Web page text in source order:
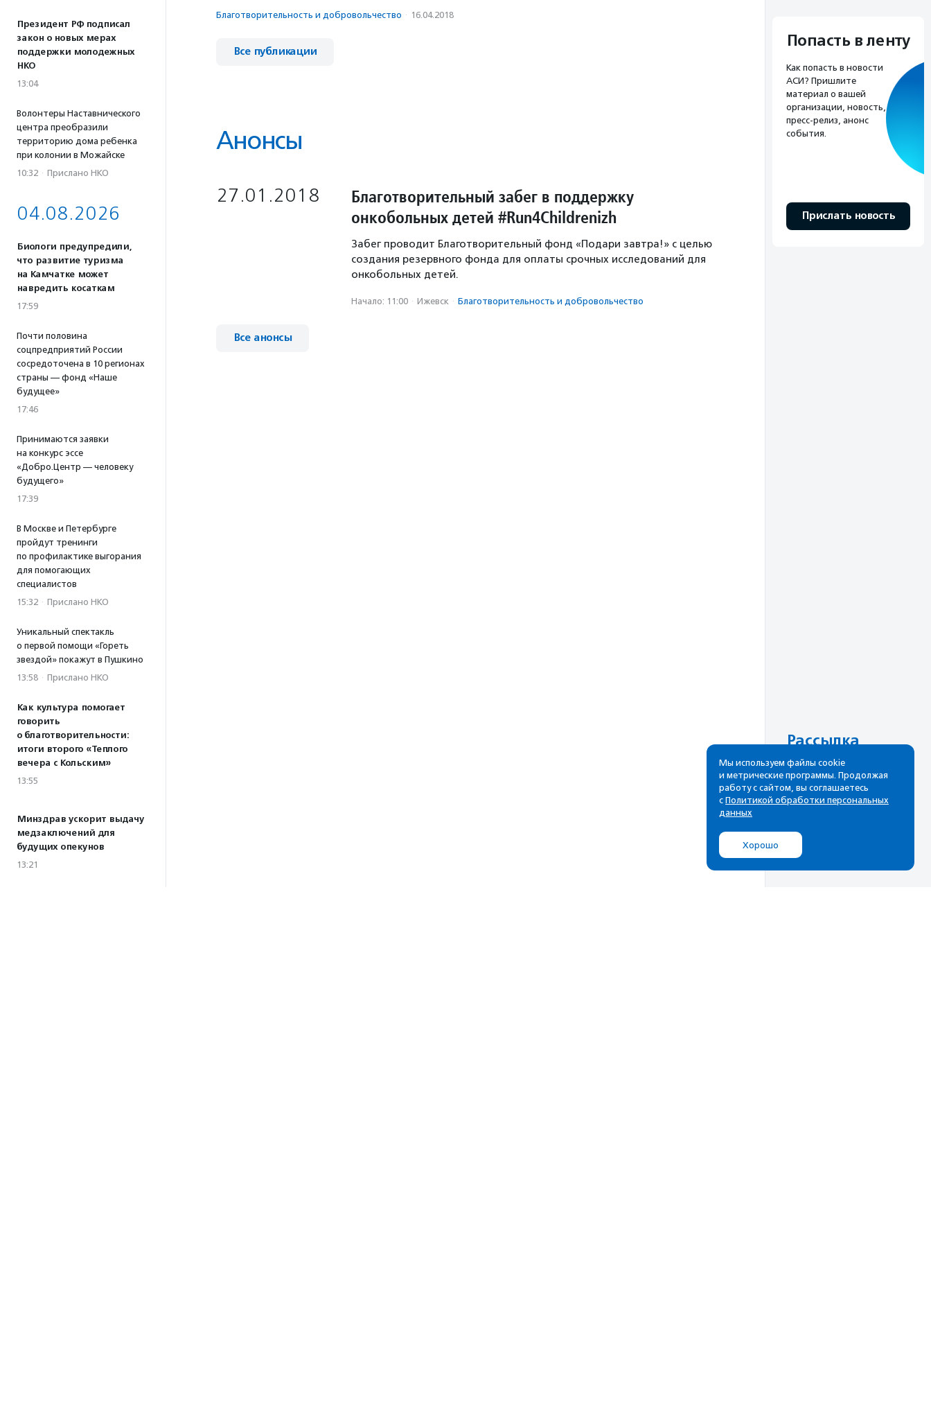
Президент РФ подписал
закон о новых мерах
поддержки молодежных
НКО
13:04
Волонтеры Наставнического
центра преобразили
территорию дома ребенка
при колонии в Можайске
10:32 · Прислано НКО
04.08.2026
Биологи предупредили,
что развитие туризма
на Камчатке может
навредить косаткам
17:59
Почти половина
соцпредприятий России
сосредоточена в 10 регионах
страны — фонд «Наше
будущее»
17:46
Принимаются заявки
на конкурс эссе
«Добро.Центр — человеку
будущего»
17:39
В Москве и Петербурге
пройдут тренинги
по профилактике выгорания
для помогающих
специалистов
15:32 · Прислано НКО
Уникальный спектакль
о первой помощи «Гореть
звездой» покажут в Пушкино
13:58 · Прислано НКО
Как культура помогает
говорить
о благотворительности:
итоги второго «Теплого
вечера с Кольским»
13:55
Минздрав ускорит выдачу
медзаключений для
будущих опекунов
13:21
Благотвори­тель­ность и доброволь­чест­во · 16.04.2018
Все публикации
Анонсы
27.01.2018
Благотворительный забег в поддержку
онкобольных детей #Run4Childrenizh
Забег проводит Благотворительный фонд «Подари завтра!» с целью
создания резервного фонда для оплаты срочных исследований для
онкобольных детей.
Начало: 11:00 · Ижевск · Благотвори­тель­ность и доброволь­чест­во
Все анонсы
Попасть в ленту
Как попасть в новости
АСИ? Пришлите
материал о вашей
организации, новость,
пресс-релиз, анонс
события.
Прислать новость
Рассылка
Cамые свежие новости,
лучшие материалы в вашем
почтовом ящике
Мы используем файлы cookie
и метрические программы. Продолжая
работу с сайтом, вы соглашаетесь
с Политикой обработки персональных
данных
Хорошо